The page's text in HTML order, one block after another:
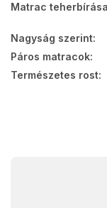
Matrac teherbírása
Nagyság szerint:
Páros matracok:
Természetes rost: